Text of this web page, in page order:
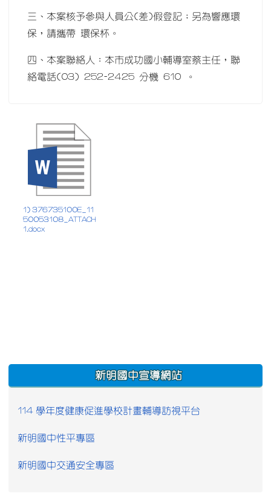
三、本案核予參與人員公(差)假登記；另為響應環
保，請攜帶 環保杯。
四、本案聯絡人：本市成功國小輔導室蔡主任，聯
絡電話(03) 252-2425 分機 610 。
1) 376735100E_11
50053108_ATTACH
1.docx
:::
新明國中宣導網站
114 學年度健康促進學校計畫輔導訪視平台
新明國中性平專區
新明國中交通安全專區